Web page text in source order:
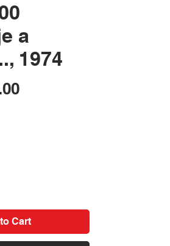
a
1974
Price
Cart